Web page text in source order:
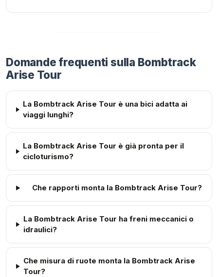
Domande frequenti sulla Bombtrack
Arise Tour
La Bombtrack Arise Tour è una bici adatta ai
viaggi lunghi?
La Bombtrack Arise Tour è già pronta per il
cicloturismo?
Che rapporti monta la Bombtrack Arise Tour?
La Bombtrack Arise Tour ha freni meccanici o
idraulici?
Che misura di ruote monta la Bombtrack Arise
Tour?